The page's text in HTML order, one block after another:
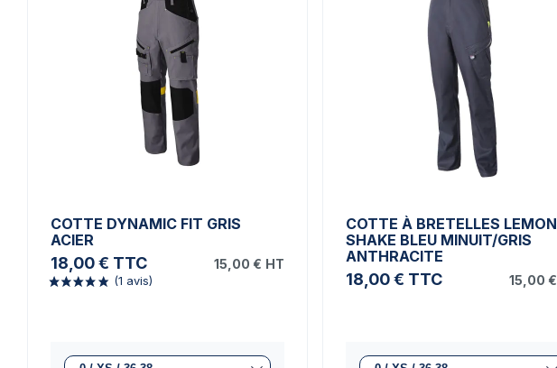
COTTE DYNAMIC FIT GRIS
ACIER
18,00 € TTC 15,00 € HT
COTTE À BRETELLES LEMON
SHAKE BLEU MINUIT/GRIS
ANTHRACITE
18,00 € TTC 15,00 €